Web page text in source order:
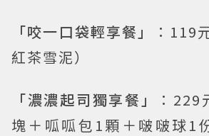
「咬一口袋輕享餐」
：119
紅茶雪泥）
「濃濃起司獨享餐」
：229
塊＋呱呱包1顆＋啵啵球1